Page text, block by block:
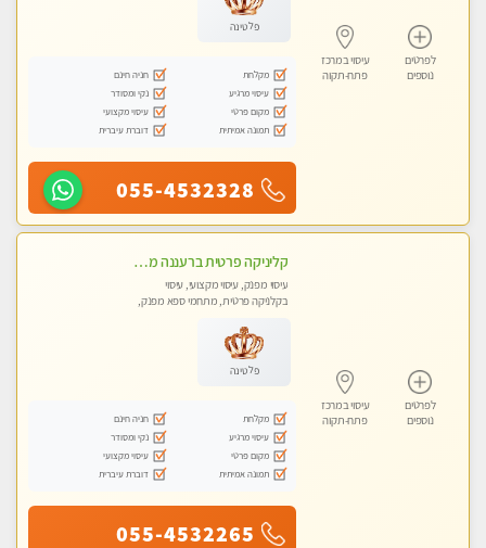
לפרטים
נוספים
עיסוי במרכז
פתח-תקוה
פלטינה
מקלחת
חניה חינם
עיסוי מרגיע
נקי ומסודר
מקום פרטי
עיסוי מקצועי
תמונה אמיתית
דוברת עיברית
055-4532328
לפרטים
נוספים
עיסוי במרכז
פתח-תקוה
קליניקה פרטית ברעננה מעסה איכותית לעיסוי מקצועי ומפנק לכל שרירי הגוף...
עיסוי מפנק, עיסוי מקצועי, עיסוי
בקלניקה פרטית, מתחמי ספא מפנק,
פלטינה
מקלחת
חניה חינם
עיסוי מרגיע
נקי ומסודר
מקום פרטי
עיסוי מקצועי
תמונה אמיתית
דוברת עיברית
055-4532265